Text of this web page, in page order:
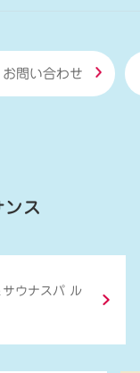
お問い合わせ
ンス
サウナスパ ル